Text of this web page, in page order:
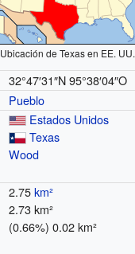
Ubicación de Texas en EE. UU.
32°47′31″N 95°38′04″O
Pueblo
Estados Unidos
Texas
Wood
2.75km²
2.73 km²
(0.66%) 0.02 km²